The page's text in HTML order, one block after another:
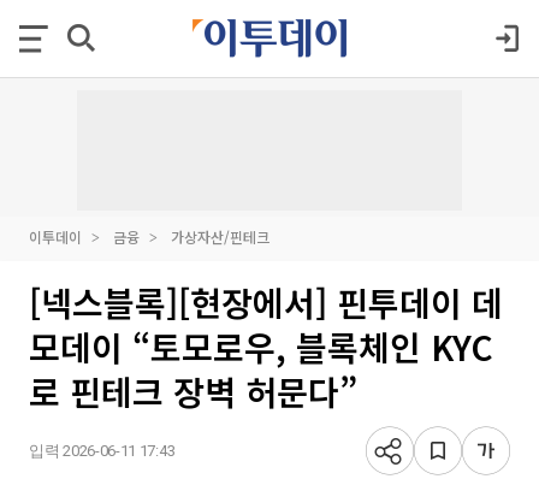
이투데이 금융 가상자산/핀테크
[넥스블록][현장에서] 핀투데이 데
모데이 “토모로우, 블록체인 KYC
로 핀테크 장벽 허문다”
입력 2026-06-11 17:43